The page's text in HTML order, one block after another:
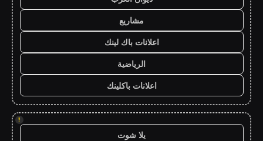
مشاريع
اعلانات باك لينك
الرياضية
اعلانات باكلينك
!
يلا شوت